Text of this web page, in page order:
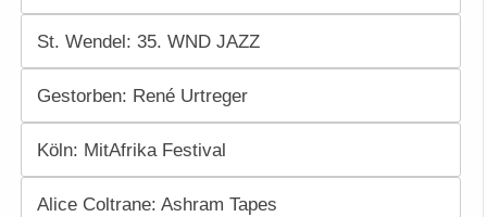
St. Wendel: 35. WND JAZZ
Gestorben: René Urtreger
Köln: MitAfrika Festival
Alice Coltrane: Ashram Tapes